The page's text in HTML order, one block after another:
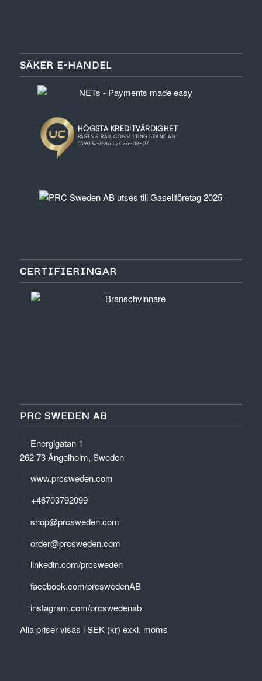
SÄKER E-HANDEL
CERTIFIERINGAR
PRC SWEDEN AB
Energigatan 1
262 73 Ängelholm, Sweden
www.prcsweden.com
+46703792099
shop@prcsweden.com
order@prcsweden.com
linkedin.com/prcsweden
facebook.com/prcswedenAB
instagram.com/prcswedenab
Alla priser visas i SEK (kr) exkl. moms